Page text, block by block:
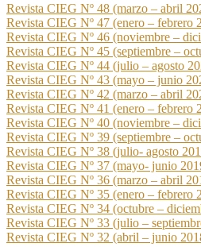
Revista CIEG Nº 32 (abril – junio
Revista CIEG Nº 33 (julio –
Revista CIEG Nº 34 (octubre –
Revista CIEG Nº 35 (enero – febrero
Revista CIEG Nº 36 (marzo – abril
Revista CIEG Nº 37 (mayo- junio
Revista CIEG Nº 38 (julio- agosto
Revista CIEG Nº 39 (septiembre –
Revista CIEG Nº 40 (noviembre –
Revista CIEG Nº 41 (enero – febrero
Revista CIEG Nº 42 (marzo – abril
Revista CIEG Nº 43 (mayo – junio
Revista CIEG Nº 44 (julio – agosto
Revista CIEG Nº 45 (septiembre –
Revista CIEG Nº 46 (noviembre –
Revista CIEG Nº 47 (enero – febrero
Revista CIEG Nº 48 (marzo – abril